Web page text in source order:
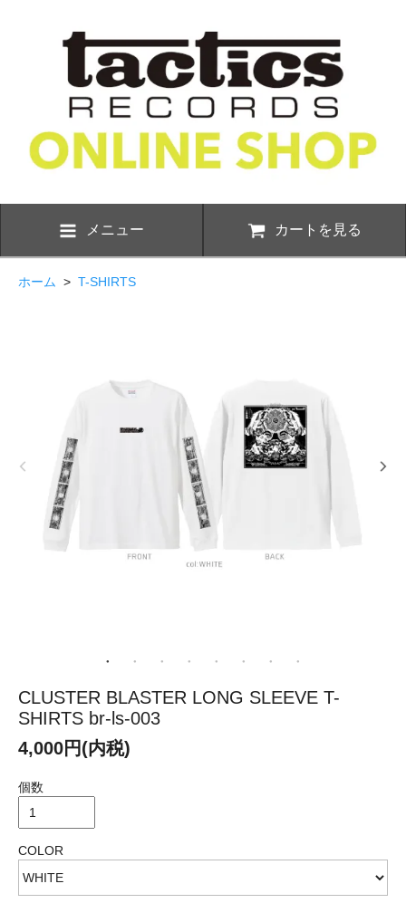
メニュー カートを見る
ホーム > T-SHIRTS
CLUSTER BLASTER LONG SLEEVE T-
SHIRTS br-ls-003
4,000円(内税)
個数
COLOR